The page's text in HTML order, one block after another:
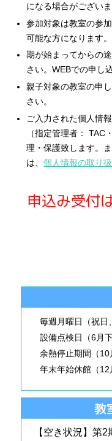
になる場合がございま
参加対象は教室の参
可能な方になります。
期が始まってからの
さい。WEBでの申し
親子対象の教室の申
さい。
ご入力された個人情
（指定管理者： TAC
理・保護致します。
は、個人情報の取り
申込み受付
毎週月曜日（祝日
設備点検日（6月
余熱停止期間（10
年末年始休館（12
教
【空き状況】第